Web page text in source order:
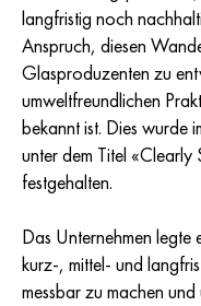
langfristig noch
Anspruch, diesen
Glasproduzenten zu
umweltfreundlichen
bekannt ist. Dies wurde
unter dem Titel «Clearly
festgehalten.
Das Unternehmen legte
kurz-, mittel- und
messbar zu machen